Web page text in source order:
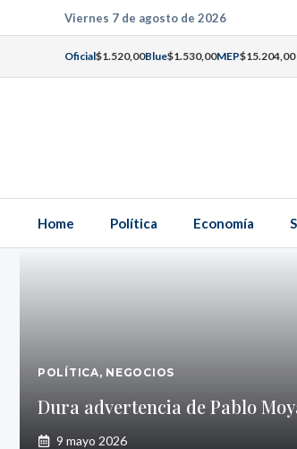
al
contenido
Viernes 7 de agosto de 2026
Oficial$1.520,00Blue$1.530,00MEP$15.204,00
Home Política Economía
POLÍTICA, NEGOCIOS
Dura advertencia de Pablo
9 mayo 2026